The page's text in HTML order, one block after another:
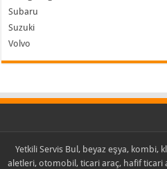
Subaru
Suzuki
Volvo
Yetkili Servis Bul, beyaz eşya, kombi,
aletleri, otomobil, ticari araç, hafif ticari